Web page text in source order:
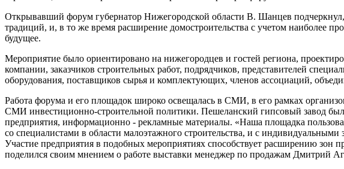
Открывавший форум губернатор Нижегородской области В. Шанцев
традиций, и, в то же время расширение домостроительства с учетом наиболее
будущее.
Мероприятие было ориентировано на нижегородцев и гостей региона,
компании, заказчиков строительных работ, подрядчиков, представителей
оборудования, поставщиков сырья и комплектующих, членов ассоциаций,
Работа форума и его площадок широко освещалась в СМИ, в его рамках
СМИ инвестиционно-строительной политики. Пешеланский гипсовый завод
предприятия, информационно - рекламные материалы. «Наша площадка
со специалистами в области малоэтажного строительства, и с
Участие предприятия в подобных мероприятиях способствует расширению
поделился своим мнением о работе выставки менеджер по продажам Дмитрий